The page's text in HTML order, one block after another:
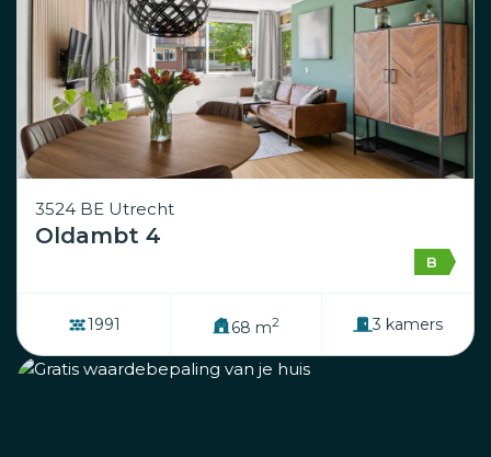
3524 BE Utrecht
Oldambt 4
B
1991 68 m2 3 kamers